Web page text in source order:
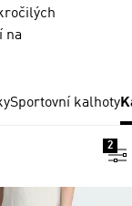
na
Sportovní kalhoty
2